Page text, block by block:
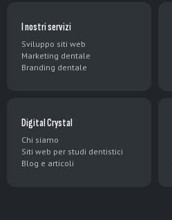
I nostri servizi
Sviluppo siti web
Marketing dentale
Branding dentale
Digital Crystal
Chi siamo
Siti web per studi dentistici
Blog e articoli